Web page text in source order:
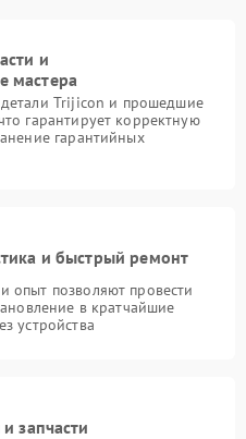
и
мастера
Trijicon и прошедшие
гарантирует корректную
гарантийных
и быстрый ремонт
опыт позволяют провести
в кратчайшие
устройства
запчасти